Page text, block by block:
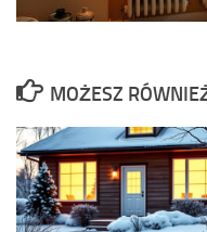
MOŻESZ